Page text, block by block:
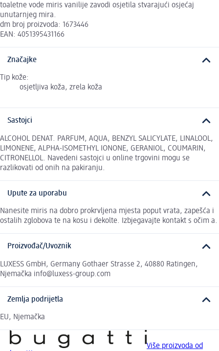
toaletne vode miris vanilije zavodi osjetila stvarajući osjećaj
unutarnjeg mira.
dm broj proizvoda: 1673446
EAN: 4051395431166
Značajke
Tip kože:
osjetljiva koža, zrela koža
Sastojci
ALCOHOL DENAT. PARFUM, AQUA, BENZYL SALICYLATE, LINALOOL,
LIMONENE, ALPHA-ISOMETHYL IONONE, GERANIOL, COUMARIN,
CITRONELLOL. Navedeni sastojci u online trgovini mogu se
razlikovati od onih na pakiranju.
Upute za uporabu
Nanesite miris na dobro prokrvljena mjesta poput vrata, zapešća i
ostalih zglobova te na kosu i dekolte. Izbjegavajte kontakt s očim a.
Proizvođač/Uvoznik
LUXESS GmbH, Germany Gothaer Strasse 2, 40880 Ratingen,
Njemačka info@luxess-group.com
Zemlja podrijetla
EU, Njemačka
Više proizvoda od